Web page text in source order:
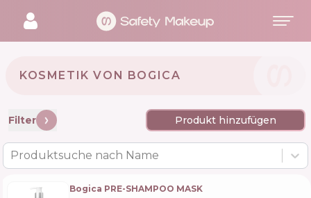
KOSMETIK VON BOGICA 🇺🇦
Filter Produkt hinzufügen
Produktsuche nach Name
Bogica PRE-SHAMPOO MASK